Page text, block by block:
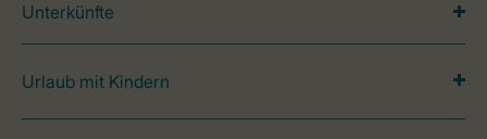
Unterkünfte
Urlaub mit Kindern